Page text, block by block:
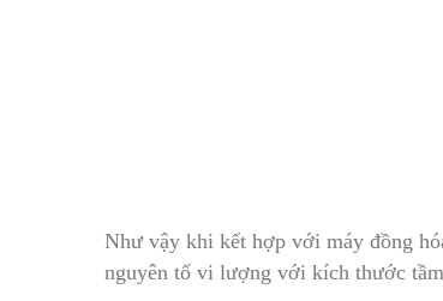
Như vậy khi kết hợp với máy đồng
nguyên tố vi lượng với kích thước